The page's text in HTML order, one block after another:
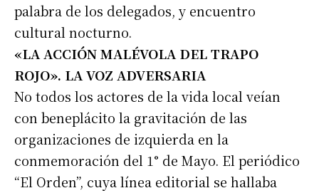
palabra de los delegados, y encuentro
cultural nocturno.
«LA ACCIÓN MALÉVOLA DEL TRAPO
ROJO». LA VOZ ADVERSARIA
No todos los actores de la vida local veían
con beneplácito la gravitación de las
organizaciones de izquierda en la
conmemoración del 1° de Mayo. El periódico
“El Orden”, cuya línea editorial se hallaba